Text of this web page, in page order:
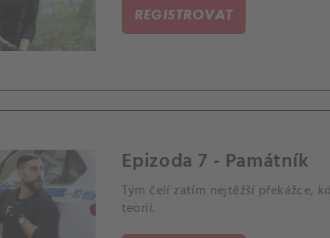
REGISTROVAT
Epizoda 7 - Památník
Tým čelí zatím nejtěžší překážce,
teorií.